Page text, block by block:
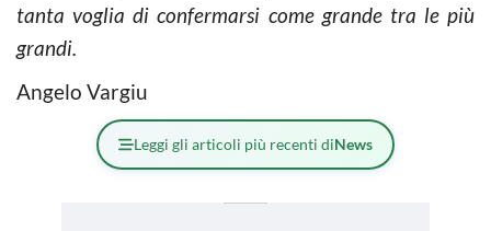
tanta voglia di confermarsi come grande tra le più
grandi.
Angelo Vargiu
Leggi gli articoli più recenti diNews